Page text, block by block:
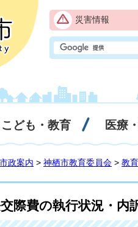
災害情報
こども・教育 医療
市政案内 > 神栖市教育委員会 > 教
際費の執行状況・内